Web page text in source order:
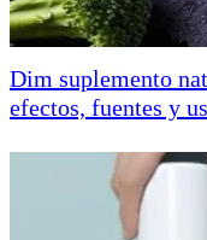
Dim suplemento
efectos, fuentes y